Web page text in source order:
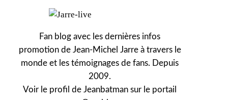
Fan blog avec les dernières infos
promotion de Jean-Michel Jarre à travers le
monde et les témoignages de fans. Depuis
2009.
Voir le profil de Jeanbatman sur le portail